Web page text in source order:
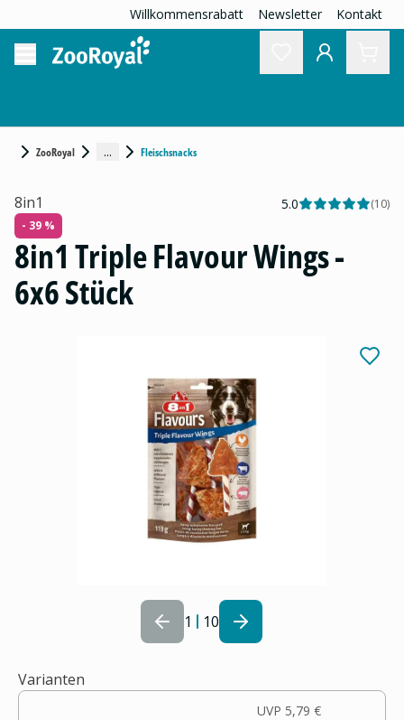
Willkommensrabatt Newsletter Kontakt
ZooRoyal ... Fleischsnacks
1 10
8in1 5.0 (10)
- 39 %
8in1 Triple Flavour Wings -
6x6 Stück
Varianten
UVP 5,79 €